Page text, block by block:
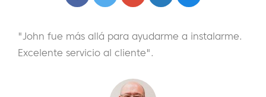
"John fue más allá para ayudarme a instalarme.
Excelente servicio al cliente".